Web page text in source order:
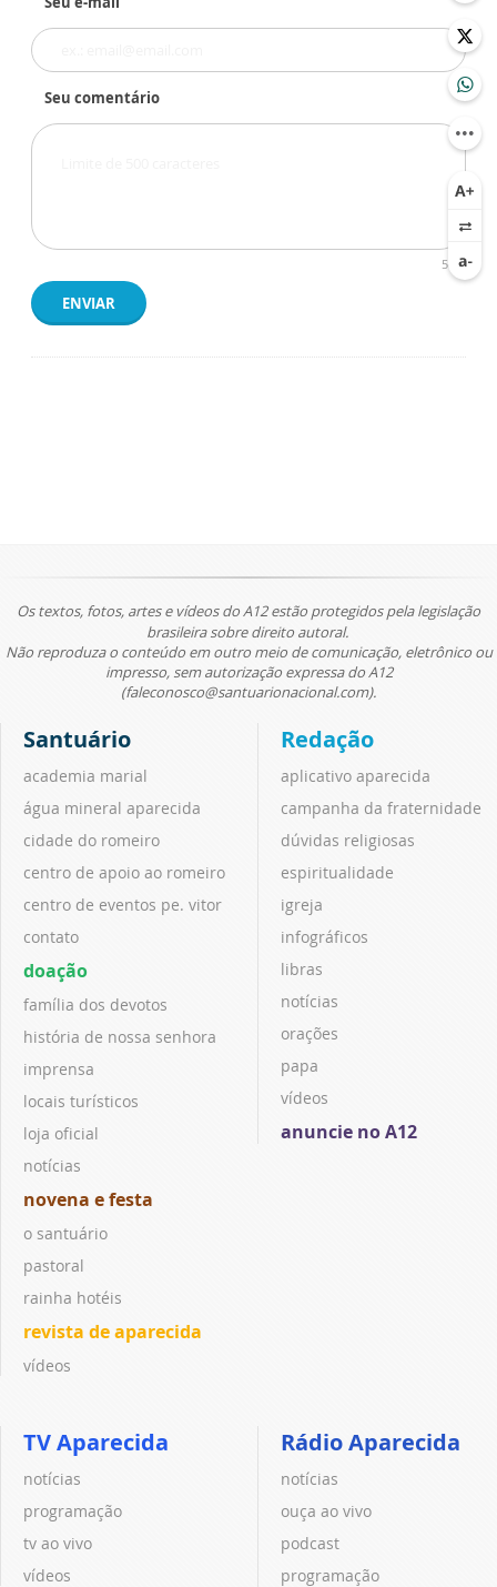
Seu comentário
500
ENVIAR
Os textos, fotos, artes e vídeos do A12 estão protegidos pela legislação
brasileira sobre direito autoral.
Não reproduza o conteúdo em outro meio de comunicação, eletrônico ou
impresso, sem autorização expressa do A12
(faleconosco@santuarionacional.com).
Santuário
academia marial
água mineral aparecida
cidade do romeiro
centro de apoio ao romeiro
centro de eventos pe. vitor
contato
doação
família dos devotos
história de nossa senhora
imprensa
locais turísticos
loja oficial
notícias
novena e festa
o santuário
pastoral
rainha hotéis
revista de aparecida
vídeos
Redação
aplicativo aparecida
campanha da fraternidade
dúvidas religiosas
espiritualidade
igreja
infográficos
libras
notícias
orações
papa
vídeos
anuncie no A12
TV Aparecida
notícias
programação
tv ao vivo
vídeos
Rádio Aparecida
notícias
ouça ao vivo
podcast
programação